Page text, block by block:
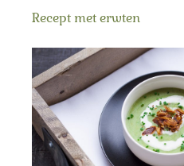
Recept met erwten